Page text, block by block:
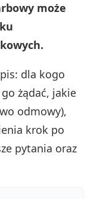
może
dla kogo
żądać, jakie
odmowy),
krok po
pytania oraz